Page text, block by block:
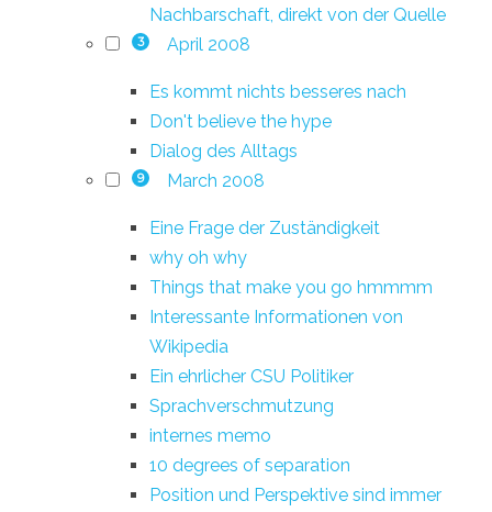
Nachbarschaft, direkt von der Quelle
3 April 2008
Es kommt nichts besseres nach
Don't believe the hype
Dialog des Alltags
9 March 2008
Eine Frage der Zuständigkeit
why oh why
Things that make you go hmmmm
Interessante Informationen von
Wikipedia
Ein ehrlicher CSU Politiker
Sprachverschmutzung
internes memo
10 degrees of separation
Position und Perspektive sind immer